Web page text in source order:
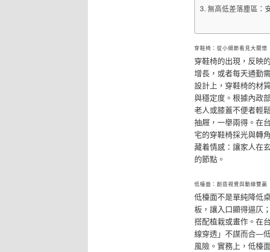
無高低差落塵區：
穿鞋椅：從小細節看見大關懷
穿鞋椅的出現，反映
增長，或者每天通勤
設計上，穿鞋椅的材
與穩定度。根據內政
老人或膝蓋不便者輕
抽屜，一舉兩得。在
宅的穿鞋椅採光與轉
藏着情感：讓家人在
的節點。
低檯面：創造視覺與動線雙贏
低檯面不是單純降低
板，讓入口顯得逼仄
搭配植栽或畫作。在
線穿透」不謀而合—
風險。實務上，低檯